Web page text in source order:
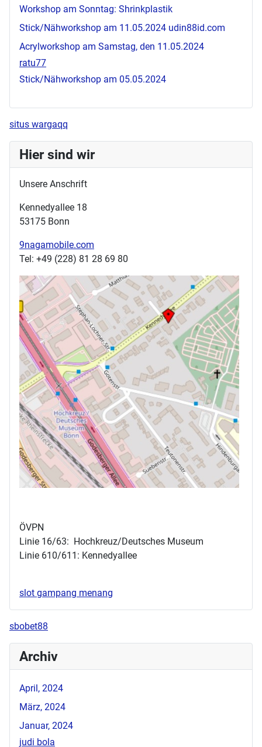
Workshop am Sonntag: Shrinkplastik
Stick/Nähworkshop am 11.05.2024 udin88id.com
Acrylworkshop am Samstag, den 11.05.2024
ratu77
Stick/Nähworkshop am 05.05.2024
situs wargaqq
Hier sind wir
Unsere Anschrift
Kennedyallee 18
53175 Bonn
9nagamobile.com
Tel: +49 (228) 81 28 69 80
ÖVPN
Linie 16/63: Hochkreuz/Deutsches Museum
Linie 610/611: Kennedyallee
slot gampang menang
sbobet88
Archiv
April, 2024
März, 2024
Januar, 2024
judi bola